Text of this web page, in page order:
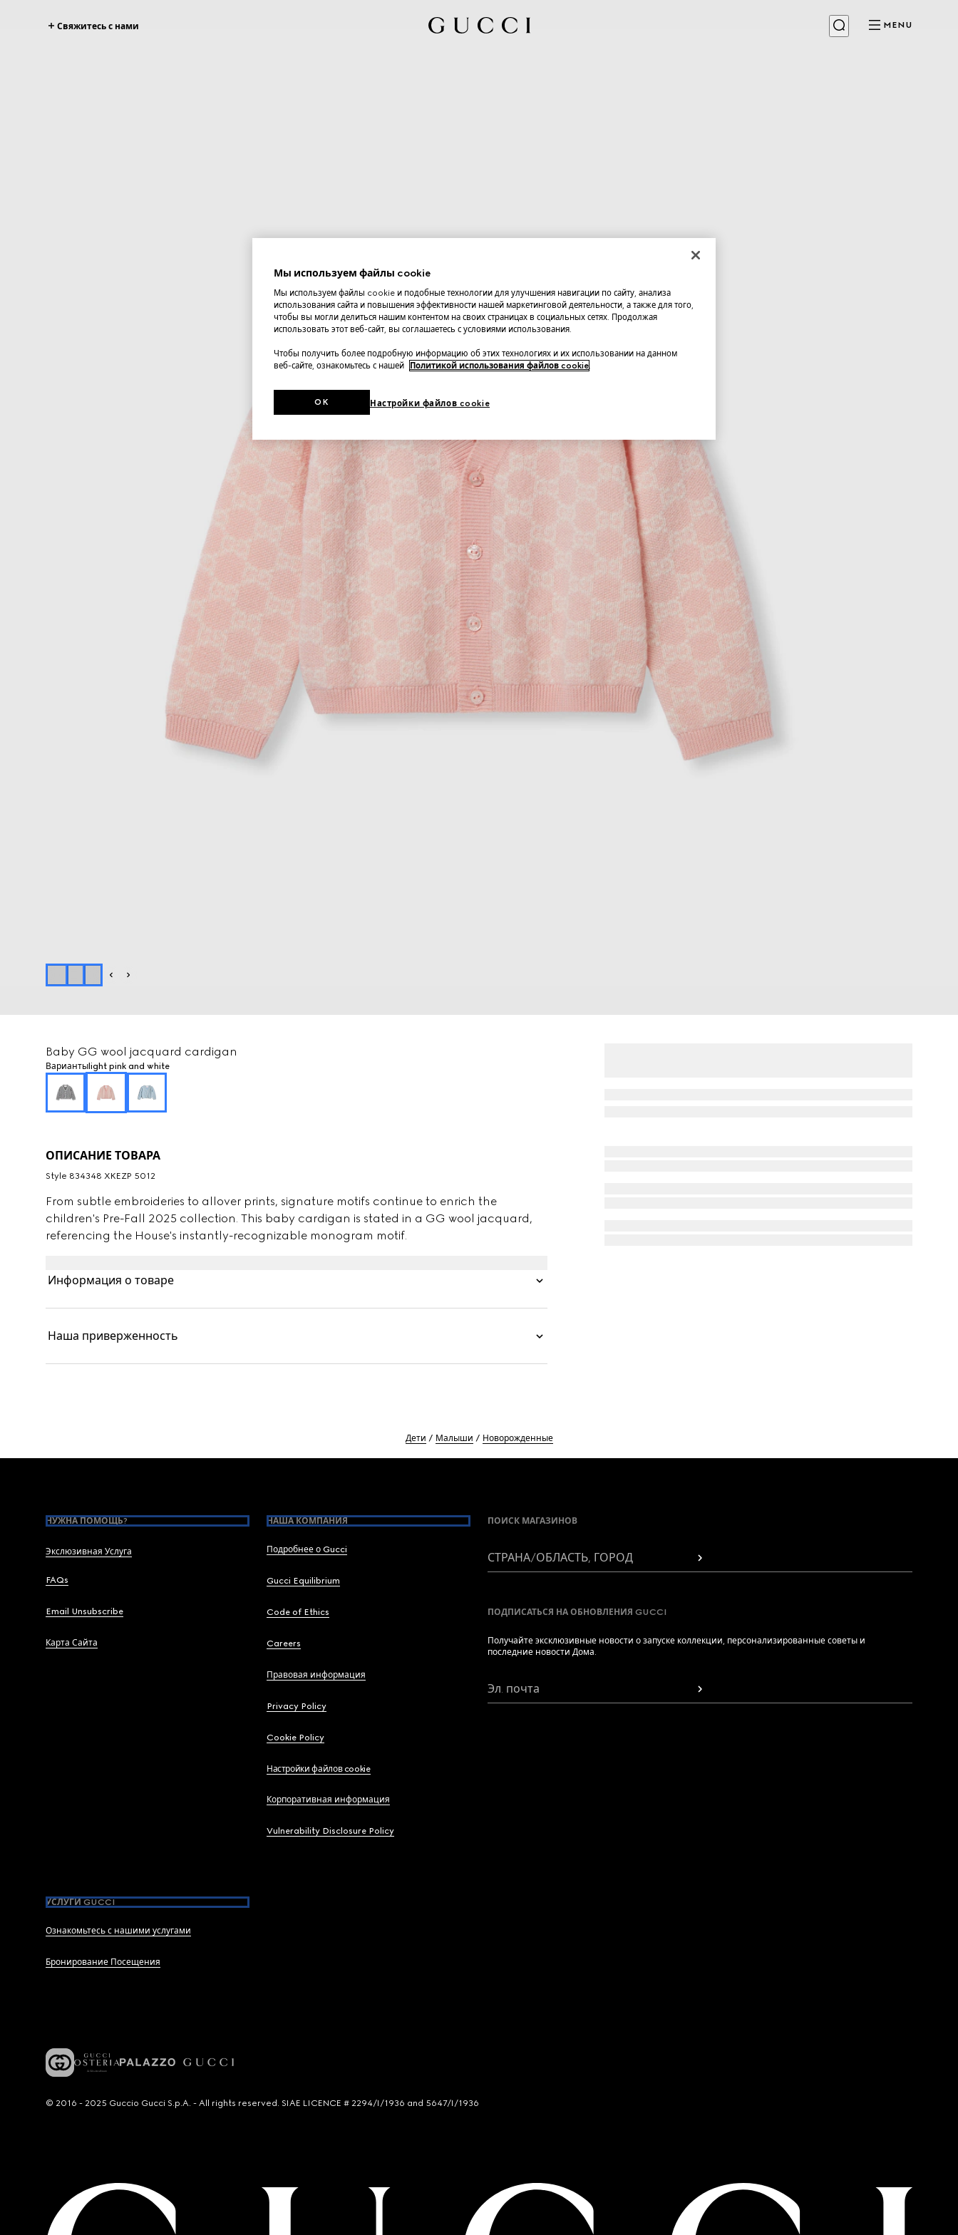
Свяжитесь с нами MENU
Baby GG wool jacquard cardigan
Варианты light pink and white
ОПИСАНИЕ ТОВАРА
Style ‎834348 XKEZP 5012
From subtle embroideries to allover prints, signature motifs continue to enrich the
children's Pre-Fall 2025 collection. This baby cardigan is stated in a GG wool jacquard,
referencing the House's instantly-recognizable monogram motif.
Информация о товаре
Наша приверженность
Дети Малыши Новорожденные
НУЖНА ПОМОЩЬ?
Экслюзивная Услуга
FAQs
Email Unsubscribe
Карта Сайта
НАША КОМПАНИЯ
Подробнее о Gucci
Gucci Equilibrium
Code of Ethics
Careers
Правовая информация
Privacy Policy
Cookie Policy
Настройки файлов cookie
Корпоративная информация
Vulnerability Disclosure Policy
УСЛУГИ GUCCI
Ознакомьтесь с нашими услугами
Бронирование Посещения
ПОИСК МАГАЗИНОВ
СТРАНА/ОБЛАСТЬ, ГОРОД
ПОДПИСАТЬСЯ НА ОБНОВЛЕНИЯ GUCCI
Получайте эксклюзивные новости о запуске коллекции, персонализированные советы и
последние новости Дома.
Эл. почта
© 2016 - 2025 Guccio Gucci S.p.A. - All rights reserved. SIAE LICENCE # 2294/I/1936 and 5647/I/1936
Мы используем файлы cookie
Мы используем файлы cookie и подобные технологии для улучшения навигации по сайту, анализа
использования сайта и повышения эффективности нашей маркетинговой деятельности, а также для того,
чтобы вы могли делиться нашим контентом на своих страницах в социальных сетях. Продолжая
использовать этот веб-сайт, вы соглашаетесь с условиями использования.
Чтобы получить более подробную информацию об этих технологиях и их использовании на данном
веб-сайте, ознакомьтесь с нашей
Политикой использования файлов cookie
Настройки файлов cookie
OK